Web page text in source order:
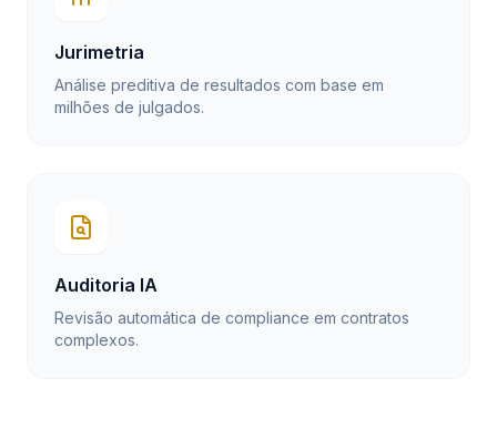
Jurimetria
Análise preditiva de resultados com base em
milhões de julgados.
Auditoria IA
Revisão automática de compliance em contratos
complexos.